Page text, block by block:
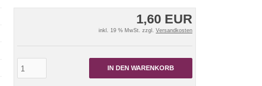
1,60 EUR
inkl. 19 % MwSt. zzgl. Versandkosten
IN DEN WARENKORB